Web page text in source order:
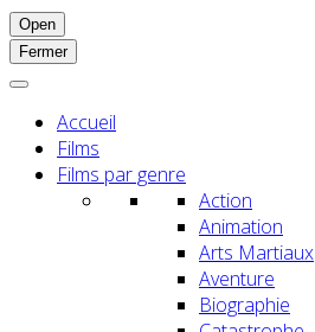
Open
Fermer
Accueil
Films
Films par genre
Action
Animation
Arts Martiaux
Aventure
Biographie